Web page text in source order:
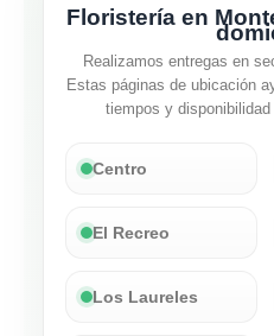
Floristería en
Realizamos entregas en
Estas páginas de ubicación
tiempos y disponibilidad
Centro
El Recreo
Los Laureles